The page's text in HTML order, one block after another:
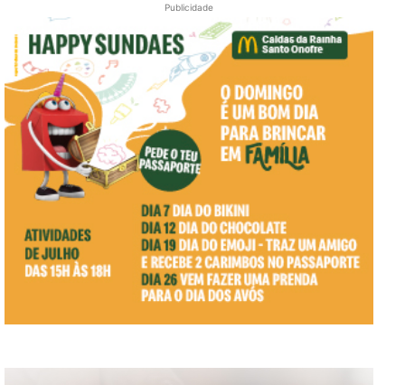
Publicidade